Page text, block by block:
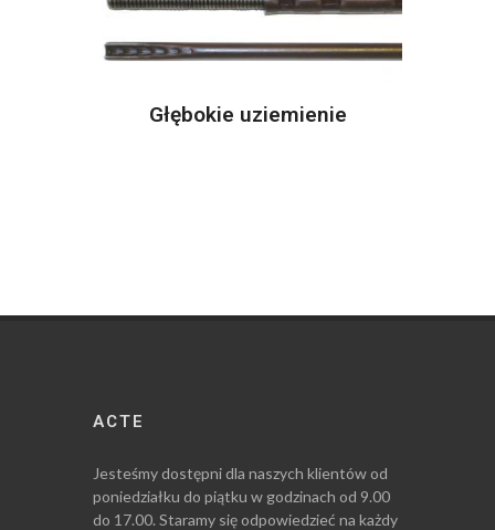
Głębokie uziemienie
ACTE
Jesteśmy dostępni dla naszych klientów od
poniedziałku do piątku w godzinach od 9.00
do 17.00. Staramy się odpowiedzieć na każdy